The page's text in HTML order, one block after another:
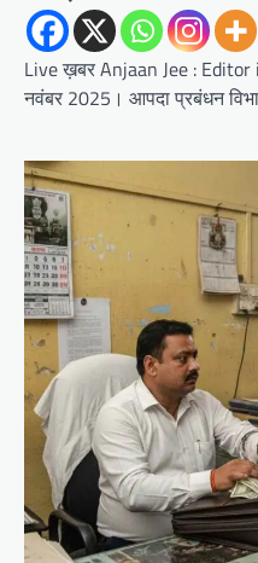
Live ख़बर Anjaan Jee :
नवंबर 2025। आपदा प्रबंधन